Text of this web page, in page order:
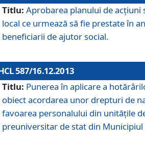
Titlu: Aprobarea planului de acţiuni
local ce urmează să fie prestate în
beneficiarii de ajutor social.
587/16.12.2013
Titlu: Punerea în aplicare a
obiect acordarea unor drepturi de
favoarea personalului din unităţile
preuniversitar de stat din Municipiul